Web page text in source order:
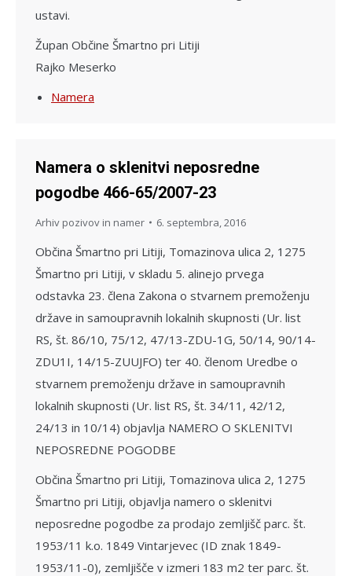
ustavi.
Župan Občine Šmartno pri Litiji
Rajko Meserko
Namera
Namera o sklenitvi neposredne
pogodbe 466-65/2007-23
Arhiv pozivov in namer 6. septembra, 2016
Občina Šmartno pri Litiji, Tomazinova ulica 2, 1275
Šmartno pri Litiji, v skladu 5. alinejo prvega
odstavka 23. člena Zakona o stvarnem premoženju
države in samoupravnih lokalnih skupnosti (Ur. list
RS, št. 86/10, 75/12, 47/13-ZDU-1G, 50/14, 90/14-
ZDU1I, 14/15-ZUUJFO) ter 40. členom Uredbe o
stvarnem premoženju države in samoupravnih
lokalnih skupnosti (Ur. list RS, št. 34/11, 42/12,
24/13 in 10/14) objavlja NAMERO O SKLENITVI
NEPOSREDNE POGODBE
Občina Šmartno pri Litiji, Tomazinova ulica 2, 1275
Šmartno pri Litiji, objavlja namero o sklenitvi
neposredne pogodbe za prodajo zemljišč parc. št.
1953/11 k.o. 1849 Vintarjevec (ID znak 1849-
1953/11-0), zemljišče v izmeri 183 m2 ter parc. št.